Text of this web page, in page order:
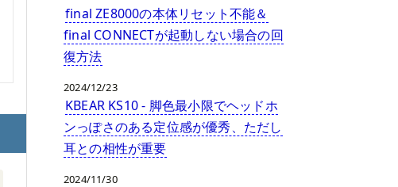
final ZE8000の本体リセット不能＆
final CONNECTが起動しない場合の回
復方法
2024/12/23
KBEAR KS10 - 脚色最小限でヘッドホ
ンっぽさのある定位感が優秀、ただし
耳との相性が重要
2024/11/30